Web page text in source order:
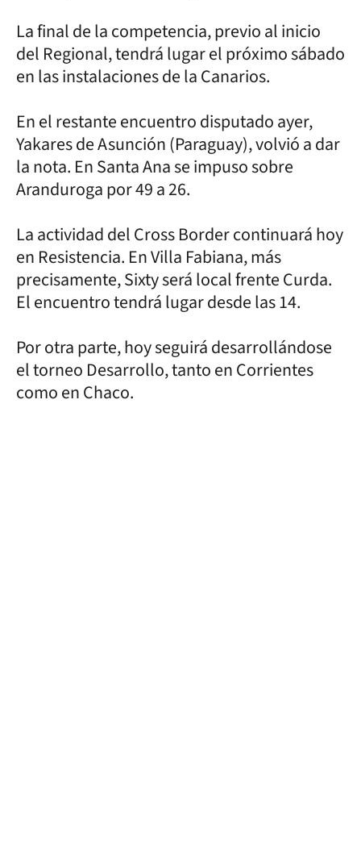
La final de la competencia, previo al inicio
del Regional, tendrá lugar el próximo sábado
en las instalaciones de la Canarios.
En el restante encuentro disputado ayer,
Yakares de Asunción (Paraguay), volvió a dar
la nota. En Santa Ana se impuso sobre
Aranduroga por 49 a 26.
La actividad del Cross Border continuará hoy
en Resistencia. En Villa Fabiana, más
precisamente, Sixty será local frente Curda.
El encuentro tendrá lugar desde las 14.
Por otra parte, hoy seguirá desarrollándose
el torneo Desarrollo, tanto en Corrientes
como en Chaco.